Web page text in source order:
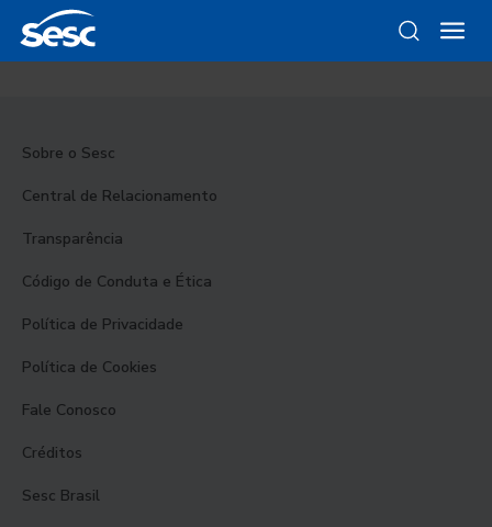
Sobre o Sesc
Central de Relacionamento
Transparência
Código de Conduta e Ética
Política de Privacidade
Política de Cookies
Fale Conosco
Créditos
Sesc Brasil